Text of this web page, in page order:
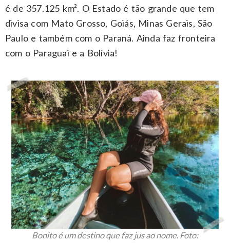
é de 357.125 km². O Estado é tão grande que tem
divisa com Mato Grosso, Goiás, Minas Gerais, São
Paulo e também com o Paraná. Ainda faz fronteira
com o Paraguai e a Bolívia!
Bonito é um destino que faz jus ao nome. Foto: